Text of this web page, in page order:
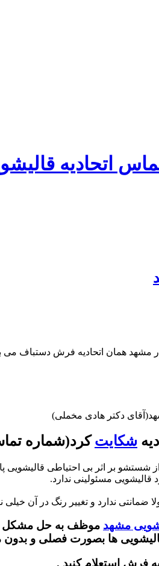
اتحادیه
مشهد همان اتحادیه فرش دستباف می
دکتر هادی مخملی)
شکایتکرد(شماره
بر اثر بی احتیاطی
مسئولینی ندارد.
ندارد و تغییر رنگ در آن خیلی
مشهد موظف به حل مشکل
قالیشویی ها بصورت فصلی و